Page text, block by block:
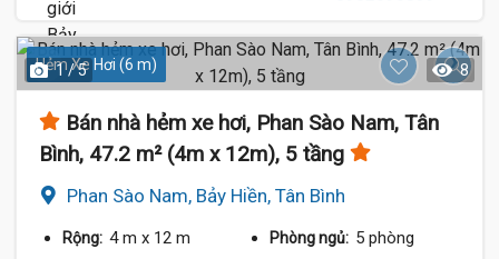
Hẻm Xe Hơi (6 m)
1 / 5 8
Bán nhà hẻm xe hơi, Phan Sào Nam, Tân
Bình, 47.2 m² (4m x 12m), 5 tầng
Phan Sào Nam, Bảy Hiền, Tân Bình
Rộng: 4 m x 12 m Phòng ngủ: 5 phòng